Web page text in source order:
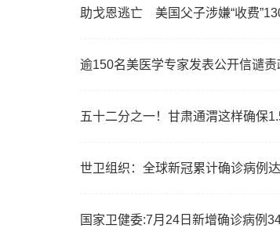
助戈恩逃亡 美国父子涉嫌“收费
逾150名美医学专家发表公开信谴
五十二分之一！甘肃通渭这样确保
世卫组织：全球新冠累计确诊病例
国家卫健委:7月24日新增确诊病例